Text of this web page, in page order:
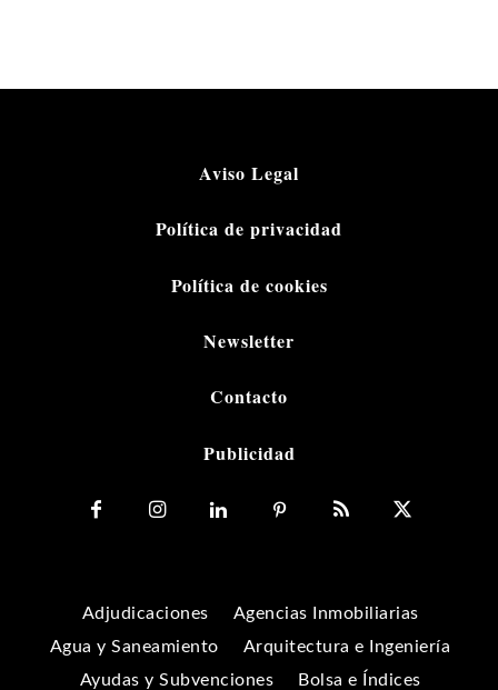
Aviso Legal
Política de privacidad
Política de cookies
Newsletter
Contacto
Publicidad
Adjudicaciones
Agencias Inmobiliarias
Agua y Saneamiento
Arquitectura e Ingeniería
Ayudas y Subvenciones
Bolsa e Índices